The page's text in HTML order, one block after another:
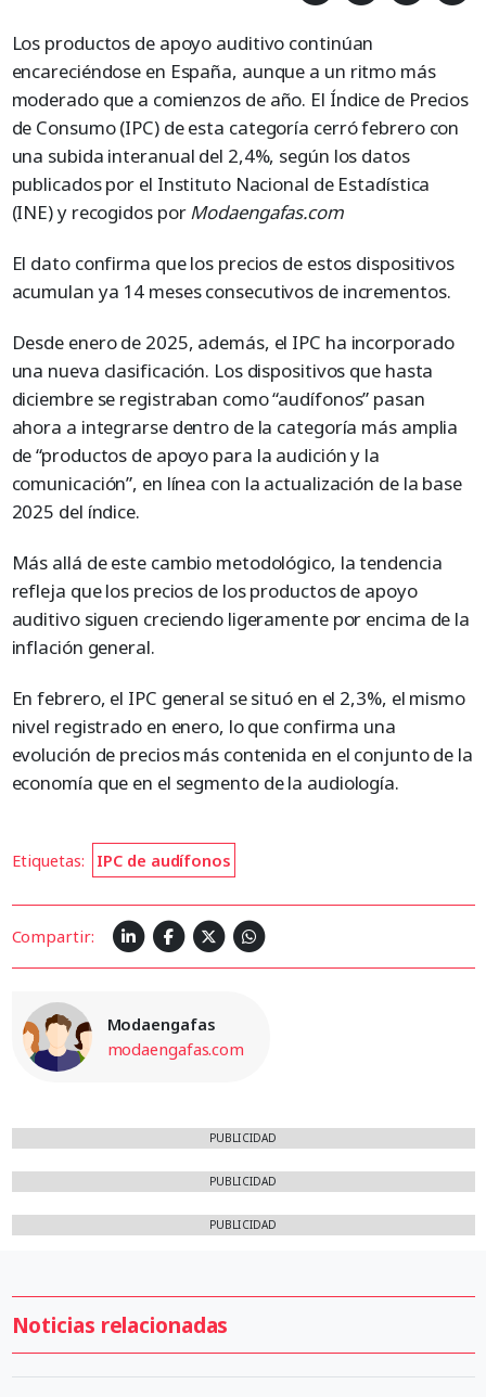
Los productos de apoyo auditivo continúan
encareciéndose en España, aunque a un ritmo más
moderado que a comienzos de año. El Índice de Precios
de Consumo (IPC) de esta categoría cerró febrero con
una subida interanual del 2,4%, según los datos
publicados por el Instituto Nacional de Estadística
(INE) y recogidos porModaengafas.com
El dato confirma que los precios de estos dispositivos
acumulan ya 14 meses consecutivos de incrementos.
Desde enero de 2025, además, el IPC ha incorporado
una nueva clasificación. Los dispositivos que hasta
diciembre se registraban como “audífonos” pasan
ahora a integrarse dentro de la categoría más amplia
de “productos de apoyo para la audición y la
comunicación”, en línea con la actualización de la base
2025 del índice.
Más allá de este cambio metodológico, la tendencia
refleja que los precios de los productos de apoyo
auditivo siguen creciendo ligeramente por encima de la
inflación general.
En febrero, el IPC general se situó en el 2,3%, el mismo
nivel registrado en enero, lo que confirma una
evolución de precios más contenida en el conjunto de la
economía que en el segmento de la audiología.
Etiquetas: IPC de audífonos
Compartir:
Modaengafas
modaengafas.com
PUBLICIDAD
PUBLICIDAD
PUBLICIDAD
Noticias relacionadas